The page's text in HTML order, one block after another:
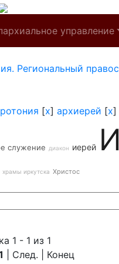
управление
Региональный
[x] архиерей [x]
служение диакон иерей
храмы иркутска Христос
1 - 1 из 1
| След. | Конец